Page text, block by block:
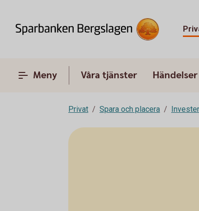
Meny Våra tjänster
Privat Spara och placera